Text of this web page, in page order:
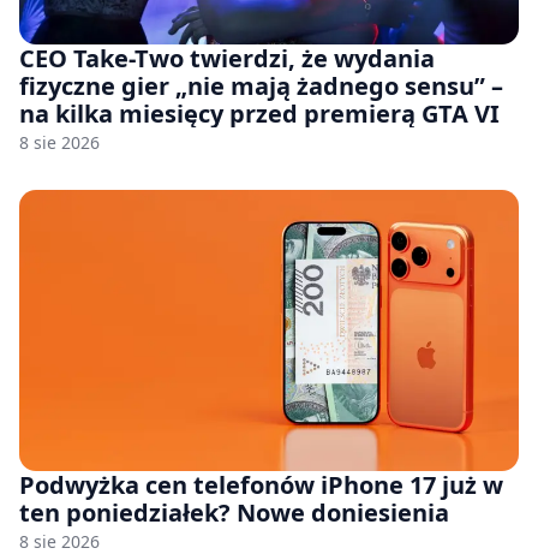
CEO Take-Two twierdzi, że wydania
fizyczne gier „nie mają żadnego sensu” –
na kilka miesięcy przed premierą GTA VI
8 sie 2026
Podwyżka cen telefonów iPhone 17 już w
ten poniedziałek? Nowe doniesienia
8 sie 2026